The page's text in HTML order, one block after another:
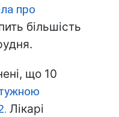
про
більшість
що 10
Лікарі